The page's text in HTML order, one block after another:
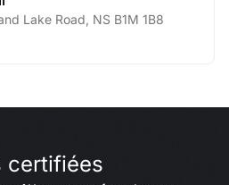
Lake Road NS B1M 1B8
certifiées